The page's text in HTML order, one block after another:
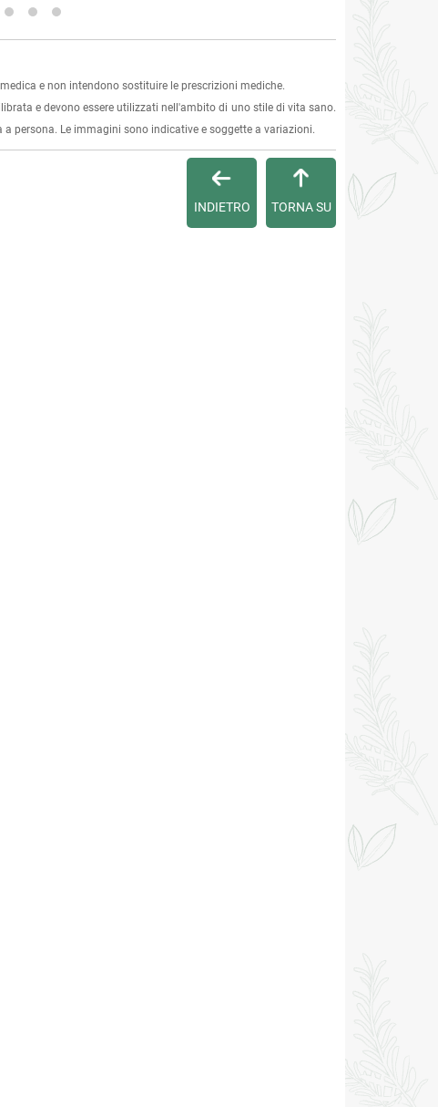
e non intendono sostituire le prescrizioni mediche.
e devono essere utilizzati nell'ambito di uno stile di vita sano.
persona. Le immagini sono indicative e soggette a variazioni.
TORNA SU
INDIETRO